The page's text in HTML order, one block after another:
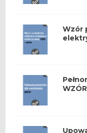
Wzór
WZÓR